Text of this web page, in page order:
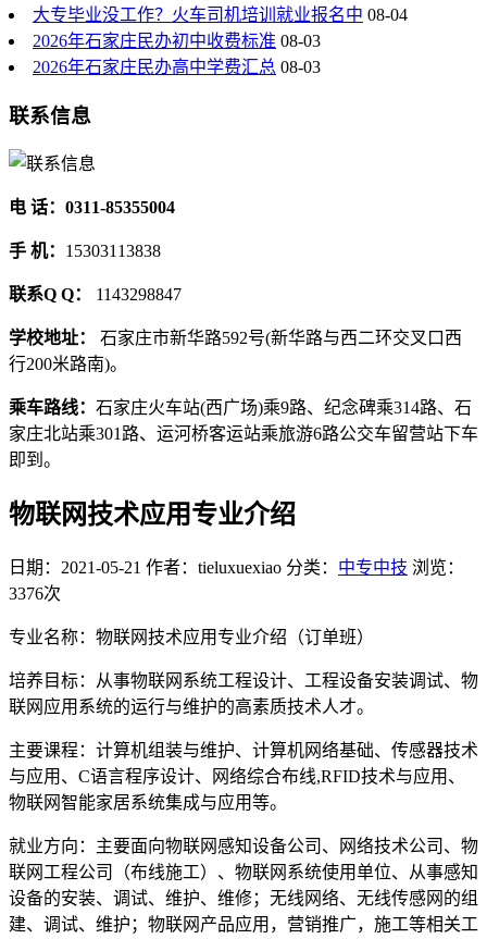
大专毕业没工作？火车司机培训就业报名中 08-04
2026年石家庄民办初中收费标准 08-03
2026年石家庄民办高中学费汇总 08-03
联系信息
电 话：0311-85355004
手 机： 15303113838
联系Q Q： 1143298847
学校地址： 石家庄市新华路592号(新华路与西二环交叉口西
行200米路南)。
乘车路线： 石家庄火车站(西广场)乘9路、纪念碑乘314路、石
家庄北站乘301路、运河桥客运站乘旅游6路公交车留营站下车
即到。
物联网技术应用专业介绍
日期：2021-05-21 作者：tieluxuexiao 分类： 中专中技 浏览：
3376次
专业名称：物联网技术应用专业介绍（订单班）
培养目标：从事物联网系统工程设计、工程设备安装调试、物
联网应用系统的运行与维护的高素质技术人才。
主要课程：计算机组装与维护、计算机网络基础、传感器技术
与应用、C语言程序设计、网络综合布线,RFID技术与应用、
物联网智能家居系统集成与应用等。
就业方向：主要面向物联网感知设备公司、网络技术公司、物
联网工程公司（布线施工）、物联网系统使用单位、从事感知
设备的安装、调试、维护、维修；无线网络、无线传感网的组
建、调试、维护；物联网产品应用，营销推广，施工等相关工